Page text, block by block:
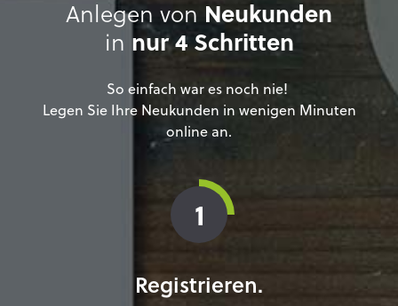
Anlegen von Neukunden
in nur 4 Schritten
So einfach war es noch nie!
Legen Sie Ihre Neukunden in wenigen Minuten
online an.
1
Registrieren.